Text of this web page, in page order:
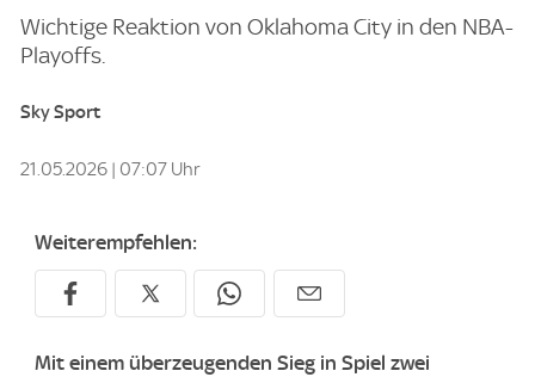
Wichtige Reaktion von Oklahoma City in den NBA-
Playoffs.
Sky Sport
21.05.2026 | 07:07 Uhr
Weiterempfehlen:
Mit einem überzeugenden Sieg in Spiel zwei